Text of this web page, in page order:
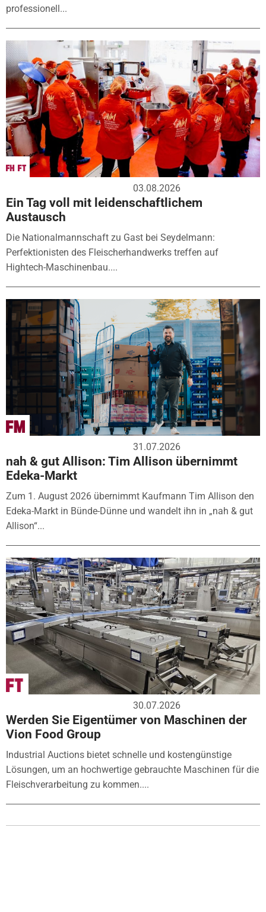
professionell...
03.08.2026
Ein Tag voll mit leidenschaftlichem
Austausch
Die Nationalmannschaft zu Gast bei Seydelmann:
Perfektionisten des Fleischerhandwerks treffen auf
Hightech-Maschinenbau....
31.07.2026
nah & gut Allison: Tim Allison übernimmt
Edeka-Markt
Zum 1. August 2026 übernimmt Kaufmann Tim Allison den
Edeka-Markt in Bünde-Dünne und wandelt ihn in „nah & gut
Allison“...
30.07.2026
Werden Sie Eigentümer von Maschinen der
Vion Food Group
Industrial Auctions bietet schnelle und kostengünstige
Lösungen, um an hochwertige gebrauchte Maschinen für die
Fleischverarbeitung zu kommen....